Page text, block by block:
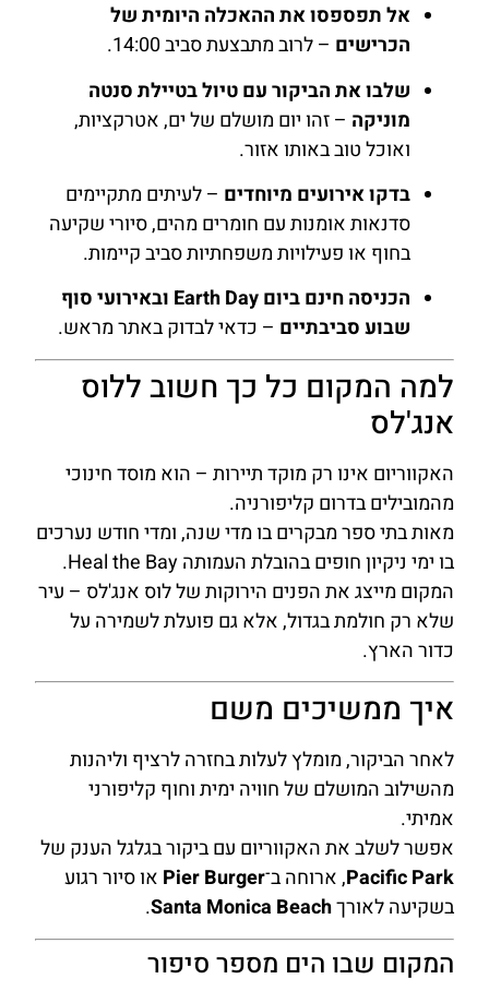
אל תפספסו את ההאכלה היומית של
הכרישים – לרוב מתבצעת סביב 14:00.
שלבו את הביקור עם טיול בטיילת סנטה
מוניקה – זהו יום מושלם של ים, אטרקציות,
ואוכל טוב באותו אזור.
בדקו אירועים מיוחדים – לעיתים מתקיימים
סדנאות אומנות עם חומרים מהים, סיורי שקיעה
בחוף או פעילויות משפחתיות סביב קיימות.
הכניסה חינם ביום Earth Day ובאירועי סוף
שבוע סביבתיים – כדאי לבדוק באתר מראש.
למה המקום כל כך חשוב ללוס
אנג'לס
האקווריום אינו רק מוקד תיירות – הוא מוסד חינוכי
מהמובילים בדרום קליפורניה.
מאות בתי ספר מבקרים בו מדי שנה, ומדי חודש נערכים
בו ימי ניקיון חופים בהובלת העמותה Heal the Bay.
המקום מייצג את הפנים הירוקות של לוס אנג'לס – עיר
שלא רק חולמת בגדול, אלא גם פועלת לשמירה על
כדור הארץ.
איך ממשיכים משם
לאחר הביקור, מומלץ לעלות בחזרה לרציף וליהנות
מהשילוב המושלם של חוויה ימית וחוף קליפורני
אמיתי.
אפשר לשלב את האקווריום עם ביקור בגלגל הענק של
Pacific Park, ארוחה ב־Pier Burger או סיור רגוע
בשקיעה לאורךSanta Monica Beach
.
המקום שבו הים מספר סיפור